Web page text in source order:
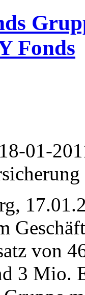
Fonds
01-
von
3 Mio.